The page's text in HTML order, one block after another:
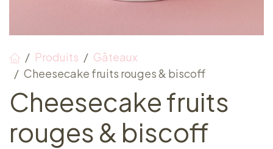
Produits
Gâteaux
Cheesecake fruits rouges & biscoff
Cheesecake fruits
rouges & biscoff